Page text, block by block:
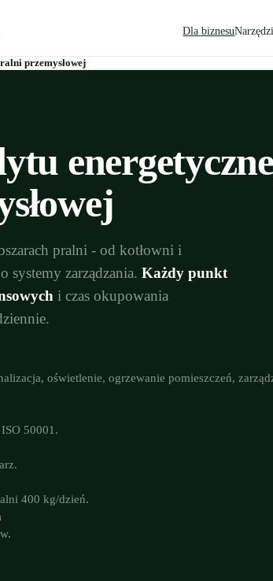
Dla biznesu
przemysłowej
pralni - od kotłowni i
systemy zarządzania. Każdy punkt
i czas okupowania
oświetlenie, ogrzewanie pomieszczeń,
50001.
400 kg/dzień.